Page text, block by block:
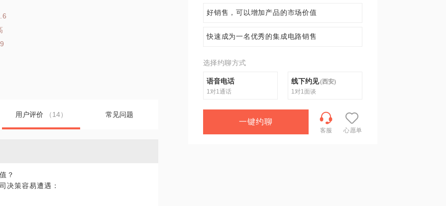
用户评价 （14） 常见问题
？
决策容易遭遇：
好销售，可以增加产品的市场价值
快速成为一名优秀的集成电路销售
选择约聊方式
语音电话
1对1通话
线下约见(西安)
1对1面谈
一键约聊
客服 心愿单